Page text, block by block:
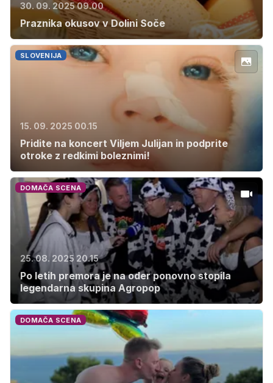
30. 09. 2025 09.00
Praznika okusov v Dolini Soče
SLOVENIJA
15. 09. 2025 00.15
Pridite na koncert Viljem Julijan in podprite
otroke z redkimi boleznimi!
DOMAČA SCENA
25. 08. 2025 20.15
Po letih premora je na oder ponovno stopila
legendarna skupina Agropop
DOMAČA SCENA